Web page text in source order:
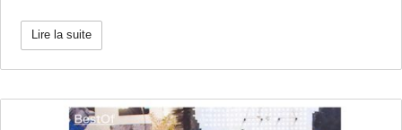
Lire la suite